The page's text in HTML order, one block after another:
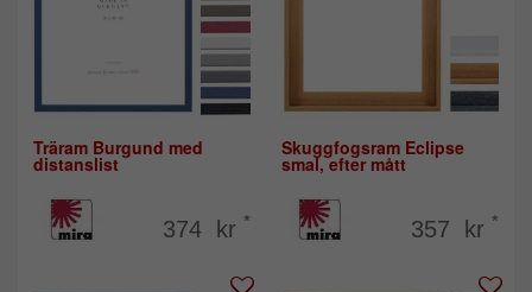
Träram Burgund med
distanslist
374 kr *
Skuggfogsram Eclipse
smal, efter mått
357 kr *